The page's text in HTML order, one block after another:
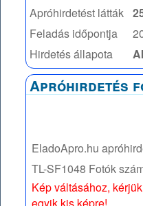
Apróhirdetést látták
Feladás időpontja
Hirdetés állapota
Apróhirdetés
EladoApro.hu
TL-SF1048 Fotók
Kép váltásához,